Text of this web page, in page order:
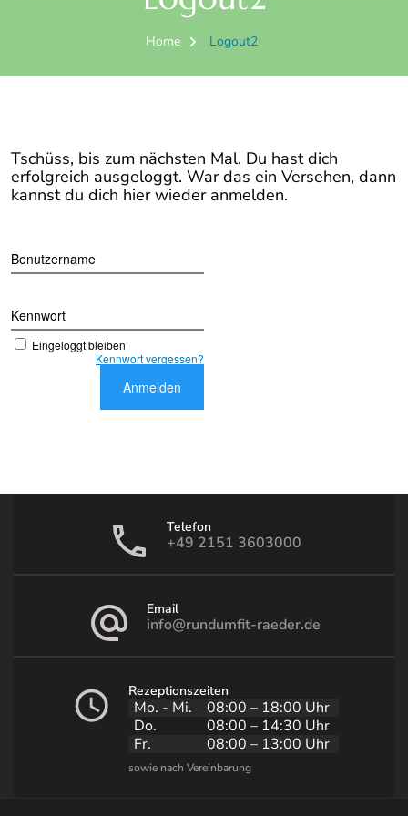
Home Logout2
Tschüss, bis zum nächsten Mal. Du hast dich
erfolgreich ausgeloggt. War das ein Versehen, dann
kannst du dich hier wieder anmelden.
Benutzername
Kennwort
Eingeloggt bleiben
Kennwort vergessen?
Telefon
+49 2151 3603000
Email
info@rundumfit-raeder.de
Rezeptionszeiten
Mo. - Mi.
08:00 – 18:00 Uhr
Do.
08:00 – 14:30 Uhr
Fr.
08:00 – 13:00 Uhr